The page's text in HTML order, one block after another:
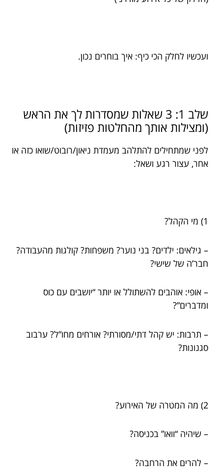
ועכשיו לחלק הכי כיף: איך בוחרים נכון.
שלב 1: 3 שאלות שמסדרות לך את הראש
(ומצילות אותך מהחלטות פזיזות)
לפני שמתחילים להתלהב מעמדת ניאון/רובוט/שואו כזה או
אחר, עצור רגע ושאל:
1) מי הקהל?
– גילאים: ילדים? בני נוער? משפחות? קולגות מהעבודה?
חבר’ה של שישי?
– אופי: אוהבים להשתולל או יותר “יושבים עם כוס
ומדברים”?
– תרבות: יש קהל דתי/מסורתי? אורחים מחו”ל? ערבוב
סגנונות?
2) מה המטרה של האירוע?
– שיהיה “וואו” בכניסה?
– להרים את הרחבה?